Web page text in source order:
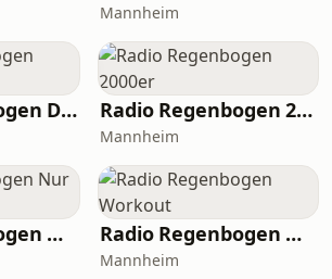
Mannheim
Radio Regenbogen Deutsch Pop Radio Regenbogen 2000er
Mannheim
Radio Regenbogen Nur die Musik Radio Regenbogen Workout
Mannheim